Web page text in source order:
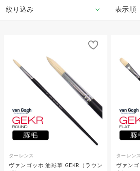
絞り込み 表示順
ターレンス
ヴァンゴッホ 油彩筆 GEKR（ラウン
ターレンス
ヴァン